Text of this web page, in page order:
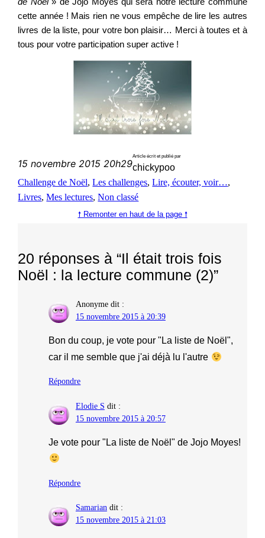
cette année ! Mais rien ne vous empêche de lire les autres
livres de la liste, pour votre bon plaisir… Merci à toutes et à
tous pour votre participation super active !
15 novembre 2015 20h29
Article écrit et publié par
chickypoo
Challenge de Noël, Les challenges, Lire, écouter, voir…
Livres, Mes lectures, Non classé
🠕 Remonter en haut de la page 🠕
20 réponses à “Il était trois fois
Noël : la lecture commune (2)”
Anonyme dit :
15 novembre 2015 à 20:39
Bon du coup, je vote pour "La liste de Noël",
car il me semble que j'ai déjà lu l'autre
Répondre
Elodie S dit :
15 novembre 2015 à 20:57
Je vote pour "La liste de Noël" de Jojo Moyes!
Répondre
Samarian dit :
15 novembre 2015 à 21:03